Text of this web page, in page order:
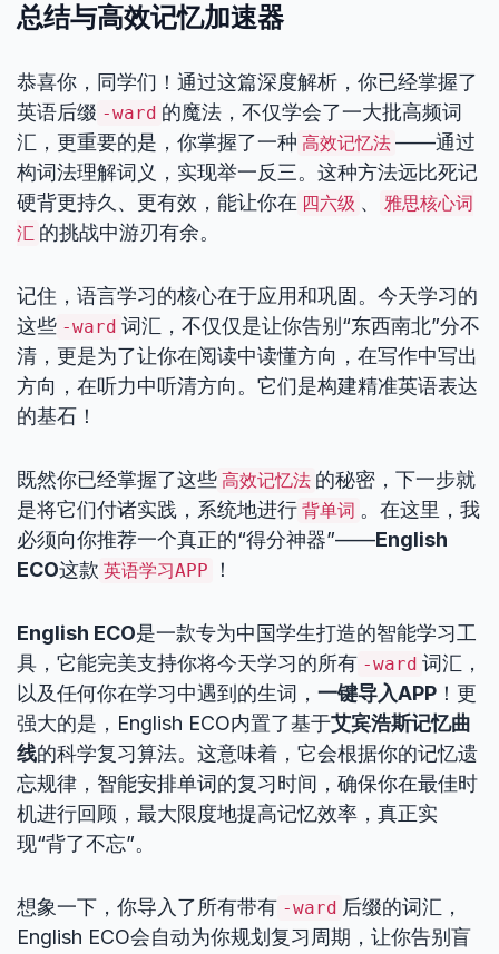
总结与高效记忆加速器
恭喜你，同学们！通过这篇深度解析，你已经掌握了
英语后缀 -ward 的魔法，不仅学会了一大批高频词
汇，更重要的是，你掌握了一种 高效记忆法 ——通过
构词法理解词义，实现举一反三。这种方法远比死记
硬背更持久、更有效，能让你在 四六级 、
雅思核心词
汇 的挑战中游刃有余。
记住，语言学习的核心在于应用和巩固。今天学习的
这些 -ward 词汇，不仅仅是让你告别“东西南北”分不
清，更是为了让你在阅读中读懂方向，在写作中写出
方向，在听力中听清方向。它们是构建精准英语表达
的基石！
既然你已经掌握了这些 高效记忆法 的秘密，下一步就
是将它们付诸实践，系统地进行 背单词 。在这里，我
必须向你推荐一个真正的“得分神器”——English
ECO这款 英语学习APP ！
English ECO是一款专为中国学生打造的智能学习工
具，它能完美支持你将今天学习的所有 -ward 词汇，
以及任何你在学习中遇到的生词， 一键导入APP ！更
强大的是，English ECO内置了基于艾宾浩斯记忆曲
线的科学复习算法。这意味着，它会根据你的记忆遗
忘规律，智能安排单词的复习时间，确保你在最佳时
机进行回顾，最大限度地提高记忆效率，真正实
现“背了不忘”。
想象一下，你导入了所有带有 -ward 后缀的词汇，
English ECO会自动为你规划复习周期，让你告别盲